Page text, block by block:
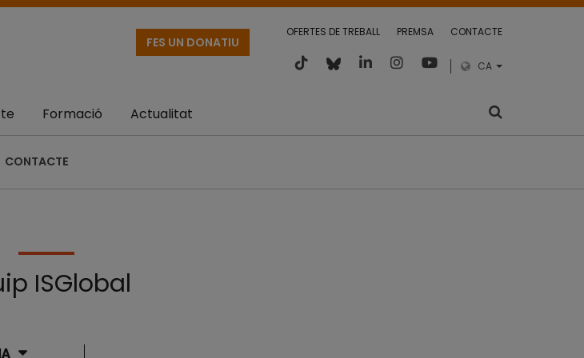
OFERTES DE TREBALL PREMSA CONTACTE
CA
FES UN DONATIU
CONTACTE
Formació Actualitat
ISGlobal